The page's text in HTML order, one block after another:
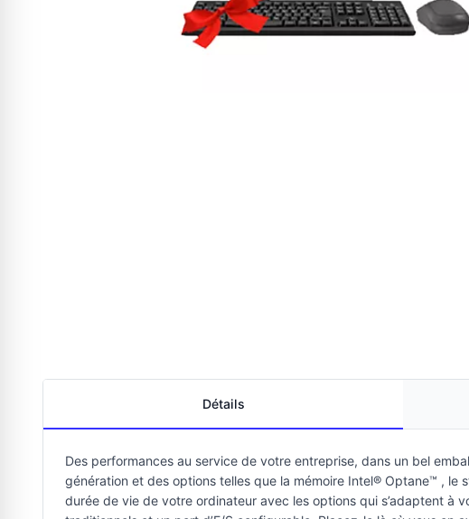
Détails
Des performances au service de votre entreprise, dans un bel
génération et des options telles que la mémoire Intel® Optane™ , le
durée de vie de votre ordinateur avec les options qui s’adaptent à